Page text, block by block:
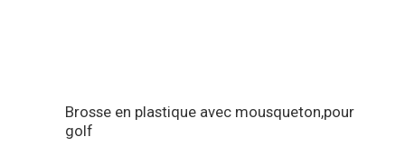
Brosse en plastique avec mousqueton,pour
golf